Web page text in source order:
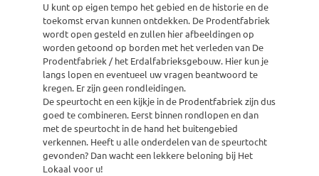
U kunt op eigen tempo het gebied en de historie en de
toekomst ervan kunnen ontdekken. De Prodentfabriek
wordt open gesteld en zullen hier afbeeldingen op
worden getoond op borden met het verleden van De
Prodentfabriek / het Erdalfabrieksgebouw. Hier kun je
langs lopen en eventueel uw vragen beantwoord te
kregen. Er zijn geen rondleidingen.
De speurtocht en een kijkje in de Prodentfabriek zijn dus
goed te combineren. Eerst binnen rondlopen en dan
met de speurtocht in de hand het buitengebied
verkennen. Heeft u alle onderdelen van de speurtocht
gevonden? Dan wacht een lekkere beloning bij Het
Lokaal voor u!